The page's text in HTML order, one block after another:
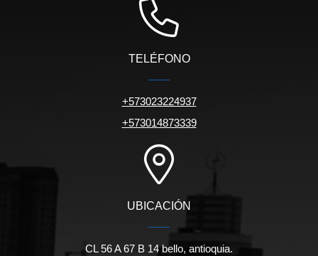
TELÉFONO
+573023224937
+573014873339
UBICACIÓN
CL 56 A 67 B 14 bello, antioquia.